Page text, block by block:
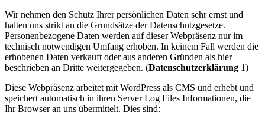
Wir nehmen den Schutz Ihrer persönlichen Daten sehr ernst und
halten uns strikt an die Grundsätze der Datenschutzgesetze.
Personenbezogene Daten werden auf dieser Webpräsenz nur im
technisch notwendigen Umfang erhoben. In keinem Fall werden die
erhobenen Daten verkauft oder aus anderen Gründen als hier
beschrieben an Dritte weitergegeben. (Datenschutzerklärung 1)
Diese Webpräsenz arbeitet mit WordPress als CMS und erhebt und
speichert automatisch in ihren Server Log Files Informationen, die
Ihr Browser an uns übermittelt. Dies sind: